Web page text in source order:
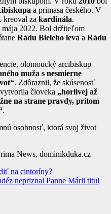
a primasa českého. V
kreoval za kardinála.
mája 2022. Bol držiteľom
Rádu Bieleho leva a Rádu
olomoucký arcibiskup
muža s nesmierne
. Zdôraznil, že skúsenosť
človeka „horlivej až
na strane pravdy, pritom
.
osobnosť, ktorá svoj život
News, dominikduka.cz
na cintoríny?
nepriznal Panne Márii titul